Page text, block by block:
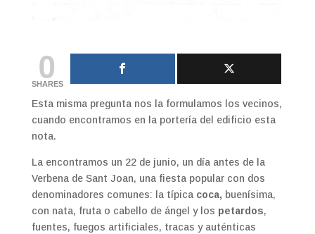
0
SHARES
Esta misma pregunta nos la formulamos los vecinos,
cuando encontramos en la portería del edificio esta
nota.
La encontramos un 22 de junio, un día antes de la
Verbena de Sant Joan, una fiesta popular con dos
denominadores comunes: la típica coca, buenísima,
con nata, fruta o cabello de ángel y los petardos,
fuentes, fuegos artificiales, tracas y auténticas